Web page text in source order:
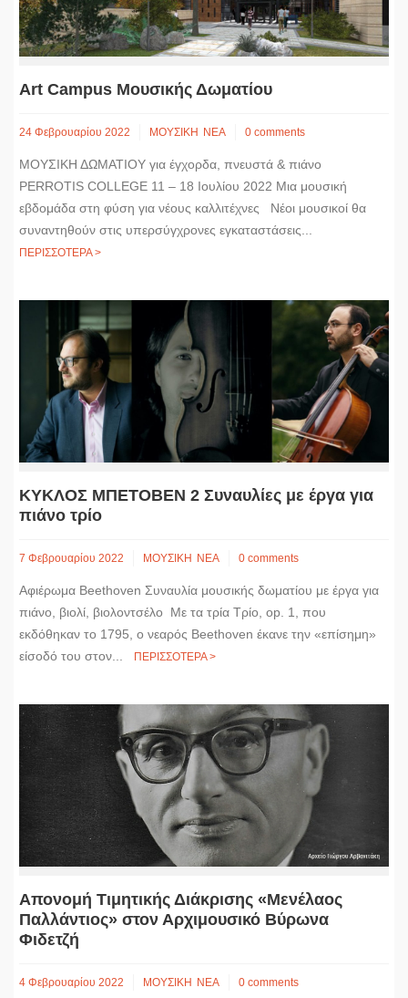
Art Campus Μουσικής Δωματίου
24 Φεβρουαρίου 2022 ΜΟΥΣΙΚΗ ΝΕΑ 0 comments
​ΜΟΥΣΙΚΗ ΔΩΜΑΤΙΟΥ για έγχορδα, πνευστά & πιάνο
PERROTIS COLLEGE 11 – 18 Ιουλίου 2022 Μια μουσική
εβδομάδα στη φύση για νέους καλλιτέχνες Νέοι μουσικοί θα
συναντηθούν στις υπερσύγχρονες εγκαταστάσεις...
ΠΕΡΙΣΣΟΤΕΡΑ >
ΚΥΚΛΟΣ ΜΠΕΤΟΒΕΝ 2 Συναυλίες με έργα για
πιάνο τρίο
7 Φεβρουαρίου 2022 ΜΟΥΣΙΚΗ ΝΕΑ 0 comments
Αφιέρωμα Beethoven Συναυλία μουσικής δωματίου με έργα για
πιάνο, βιολί, βιολοντσέλο Με τα τρία Τρίο, op. 1, που
εκδόθηκαν το 1795, ο νεαρός Beethoven έκανε την «επίσημη»
είσοδό του στον...
ΠΕΡΙΣΣΟΤΕΡΑ >
Απονομή Τιμητικής Διάκρισης «Μενέλαος
Παλλάντιος» στον Αρχιμουσικό Βύρωνα
Φιδετζή
4 Φεβρουαρίου 2022 ΜΟΥΣΙΚΗ ΝΕΑ 0 comments